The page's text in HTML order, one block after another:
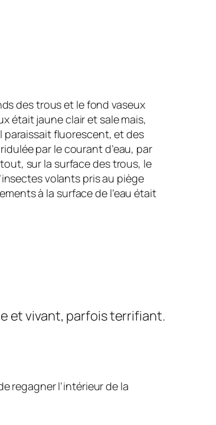
des trous et le fond vaseux
était jaune clair et sale mais,
paraissait fluorescent, et des
par le courant d’eau, par
sur la surface des trous, le
volants pris au piège
à la surface de l’eau était
et vivant, parfois terrifiant.
regagner l’intérieur de la